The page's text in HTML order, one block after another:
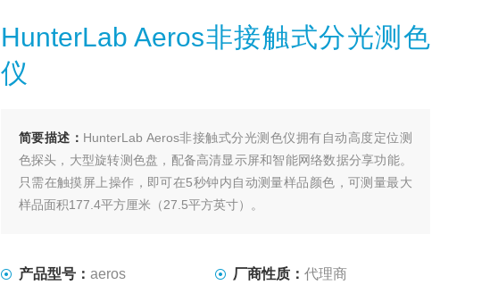
HunterLab Aeros非接触式分光测色
仪
简要描述： HunterLab Aeros非接触式分光测色仪拥有自动高度定位测
色探头，大型旋转测色盘，配备高清显示屏和智能网络数据分享功能。
只需在触摸屏上操作，即可在5秒钟内自动测量样品颜色，可测量最大
样品面积177.4平方厘米（27.5平方英寸）。
产品型号： aeros 厂商性质：代理商